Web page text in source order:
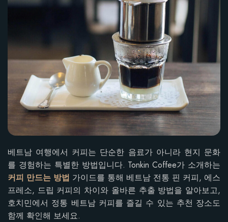
베트남 여행에서 커피는 단순한 음료가 아니라 현지 문화
를 경험하는 특별한 방법입니다. Tonkin Coffee가 소개하는
커피 만드는 방법 가이드를 통해 베트남 전통 핀 커피, 에스
프레소, 드립 커피의 차이와 올바른 추출 방법을 알아보고,
호치민에서 정통 베트남 커피를 즐길 수 있는 추천 장소도
함께 확인해 보세요.